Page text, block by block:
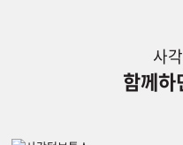
사
함께하